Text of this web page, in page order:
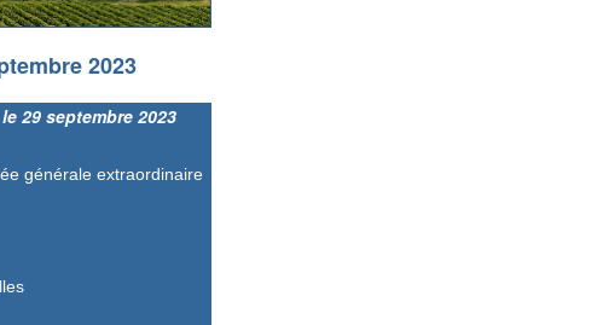
2023
29 septembre 2023
générale extraordinaire